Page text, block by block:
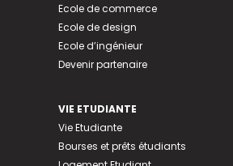
Ecole de commerce
Ecole de design
Ecole d’ingénieur
Devenir partenaire
VIE ETUDIANTE
Vie Etudiante
Bourses et prêts étudiants